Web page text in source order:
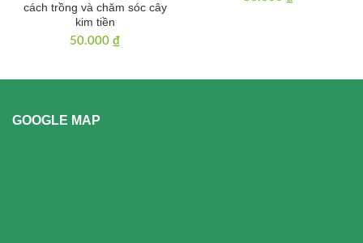
cách trồng và chăm sóc cây
kim tiền
50.000 ₫
GOOGLE MAP